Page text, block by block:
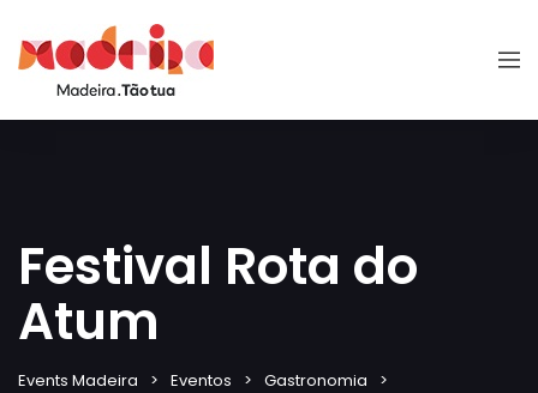
Festival Rota do
Atum
Events Madeira Eventos
Gastronomia